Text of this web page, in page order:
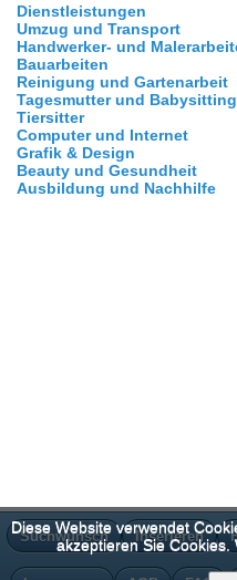
Dienstleistungen
Umzug und Transport
Handwerker- und
Bauarbeiten
Reinigung und Gartenarbeit
Tagesmutter und Babysitting
Tiersitter
Computer und Internet
Grafik & Design
Beauty und Gesundheit
Ausbildung und Nachhilfe
Suchwunsch Inserieren
Diese Website verwendet
akzeptieren Sie